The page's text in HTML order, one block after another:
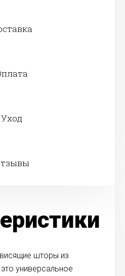
Уход
шторы из
универсальное